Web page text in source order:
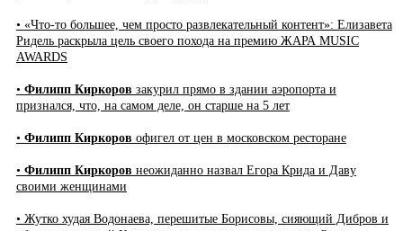
• «Что-то большее, чем просто развлекательный контент»: Елизавета
Ридель раскрыла цель своего похода на премию ЖАРА MUSIC
AWARDS
• Филипп Киркоров закурил прямо в здании аэропорта и
признался, что, на самом деле, он старше на 5 лет
• Филипп Киркоров офигел от цен в московском ресторане
• Филипп Киркоров неожиданно назвал Егора Крида и Даву
своими женщинами
• Жутко худая Водонаева, перешитые Борисовы, сияющий Дибров и